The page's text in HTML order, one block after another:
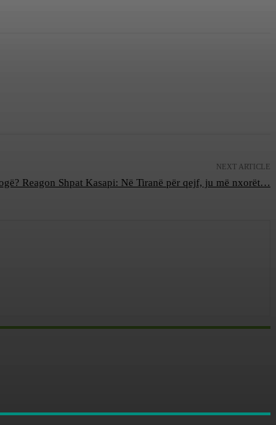
NEXT ARTICLE
Reagon Shpat Kasapi: Në Tiranë për qejf, ju më nxorët…